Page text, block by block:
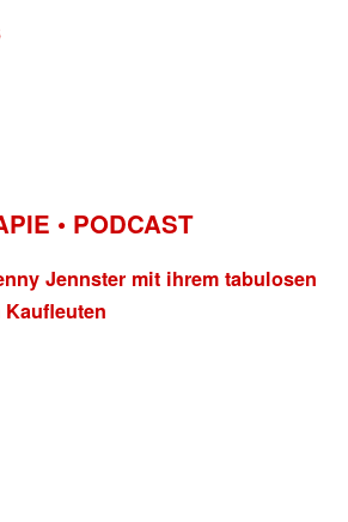
• PODCAST
Jennster mit ihrem tabulosen